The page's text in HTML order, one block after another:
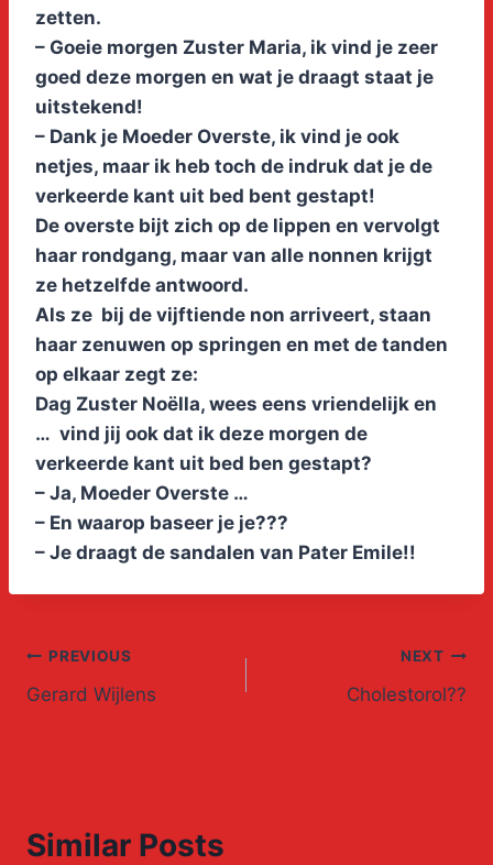
zetten.
– Goeie morgen Zuster Maria, ik vind je zeer
goed deze morgen en wat je draagt staat je
uitstekend!
– Dank je Moeder Overste, ik vind je ook
netjes, maar ik heb toch de indruk dat je de
verkeerde kant uit bed bent gestapt!
De overste bijt zich op de lippen en vervolgt
haar rondgang, maar van alle nonnen krijgt
ze hetzelfde antwoord.
Als ze bij de vijftiende non arriveert, staan
haar zenuwen op springen en met de tanden
op elkaar zegt ze:
Dag Zuster Noëlla, wees eens vriendelijk en
… vind jij ook dat ik deze morgen de
verkeerde kant uit bed ben gestapt?
– Ja, Moeder Overste …
– En waarop baseer je je???
– Je draagt de sandalen van Pater Emile!!
Post
navigation
PREVIOUS
Gerard Wijlens
NEXT
Cholestorol??
Similar Posts